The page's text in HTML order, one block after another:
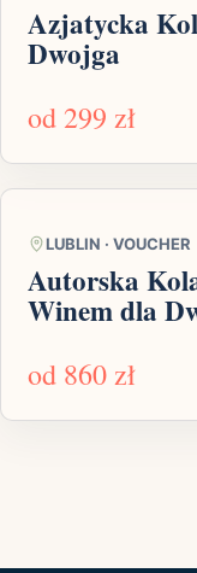
Azjatycka
Dwojga
od 299 zł
LUBLIN · VOUCHER
Autorska
Winem dla
od 860 zł